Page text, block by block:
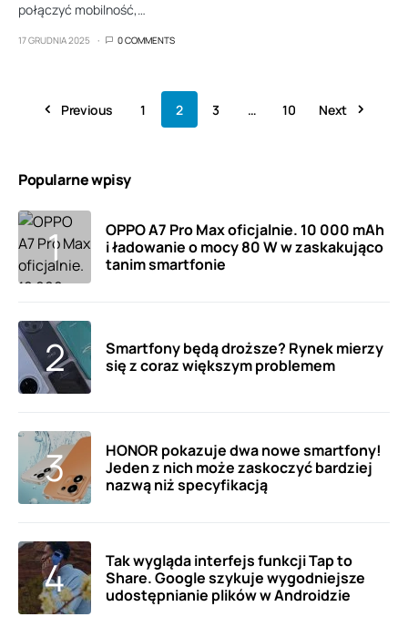
połączyć mobilność,…
17 GRUDNIA 2025 0 COMMENTS
Previous 1 2 3 … 10 Next
Popularne wpisy
OPPO A7 Pro Max oficjalnie. 10 000 mAh
i ładowanie o mocy 80 W w zaskakująco
tanim smartfonie
Smartfony będą droższe? Rynek mierzy
się z coraz większym problemem
HONOR pokazuje dwa nowe smartfony!
Jeden z nich może zaskoczyć bardziej
nazwą niż specyfikacją
Tak wygląda interfejs funkcji Tap to
Share. Google szykuje wygodniejsze
udostępnianie plików w Androidzie